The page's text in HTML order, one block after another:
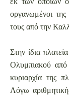
οργανωμένοι
τους από την
Στην ίδια
Ολυμπιακού
κυριαρχία της
Λόγω